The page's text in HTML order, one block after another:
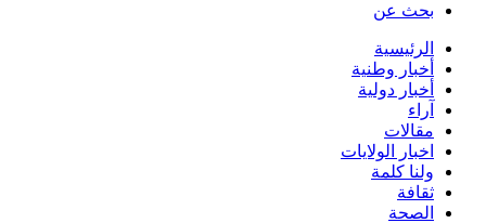
بحث عن
الرئيسية
أخبار وطنية
أخبار دولية
آراء
مقالات
اخبار الولايات
ولنا كلمة
ثقافة
الصحة